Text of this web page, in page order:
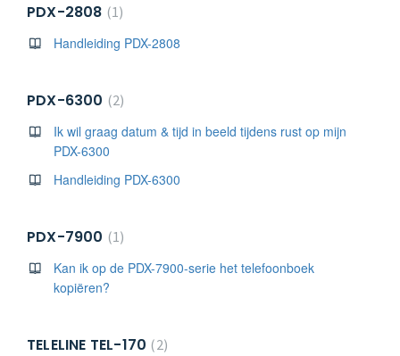
PDX-2808 1
Handleiding PDX-2808
PDX-6300
2
Ik wil graag datum & tijd in beeld tijdens rust op mijn
PDX-6300
Handleiding PDX-6300
PDX-7900
1
Kan ik op de PDX-7900-serie het telefoonboek
kopiëren?
TELELINE TEL-170
2